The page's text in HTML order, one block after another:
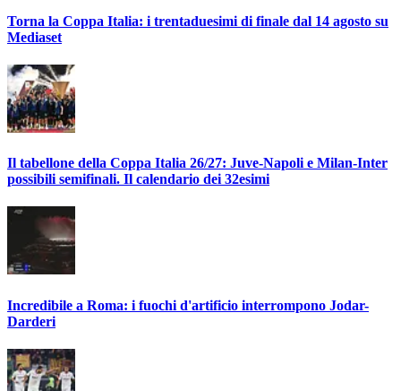
Torna la Coppa Italia: i trentaduesimi di finale dal 14 agosto su
Mediaset
Il tabellone della Coppa Italia 26/27: Juve-Napoli e Milan-Inter
possibili semifinali. Il calendario dei 32esimi
Incredibile a Roma: i fuochi d'artificio interrompono Jodar-
Darderi